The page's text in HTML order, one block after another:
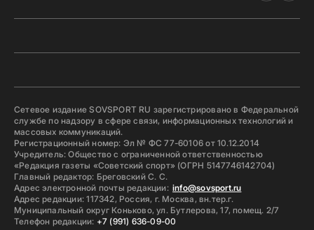
Сетевое издание SOVSPORT RU зарегистрировано в Федеральной
службе по надзору в сфере связи, информационных технологий и
массовых коммуникаций.
Регистрационный номер: Эл № ФС 77-60106 от 10.12.2014
Учредитель: Общество с ограниченной ответственностью
«Редакция газеты «Советский спорт» (ОГРН 5147746142704)
Главный редактор: Бреговский С. С.
Адрес электронной почты редакции: info@sovsport.ru
Адрес редакции: 117342, Россия, г. Москва, вн.тер.г.
Муниципальный округ Коньково, ул. Бутлерова, 17, помещ. 2/7
Телефон редакции: +7 (991) 636-09-00